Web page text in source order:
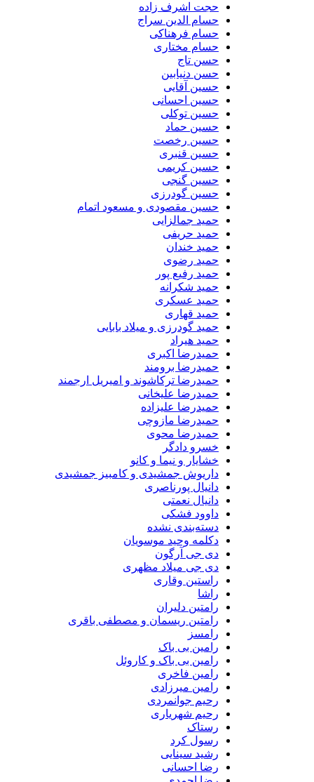
حجت اشرف زاده
حسام الدین سراج
حسام فرهناکی
حسام مختاری
حسن تاج
حسن دنیابین
حسین آقایی
حسین احسانی
حسین توکلی
حسین حماد
حسین رخصت
حسین قنبری
حسین کریمی
حسین گنجی
حسین گودرزی
حسین مقصودی و مسعود اتمام
حمید جمالزایی
حمید حریفی
حمید خندان
حمید رضوی
حمید رفیع پور
حمید شکرانه
حمید عسکری
حمید قهاری
حمید گودرزی و میلاد بابایی
حمید هیراد
حمیدرضا اکبری
حمیدرضا برومند
حمیدرضا ترکاشوند و امیریل ارجمند
حمیدرضا علیخانی
حمیدرضا علیزاده
حمیدرضا مازوچی
حمیدرضا محوی
خسرو دادگر
خشایار و نیما و کانو
داریوش جمشیدی و کامبیز جمشیدی
دانیال پورناصری
دانیال نعمتی
داوود فشکی
دسته‌بندی نشده
دکلمه وحید موسویان
دی جی آرگون
دی جی میلاد مظهری
راستین وقاری
رامتین دلیران
رامتین ریسمان و مصطفی باقری
رامین بی باک
رامین بی باک و کاروئل
رامین فاخری
رامین میرزادی
رحیم جوانمردی
رحیم شهریاری
رستاک
رسول کرد
رشید سینایی
رضا احسانی